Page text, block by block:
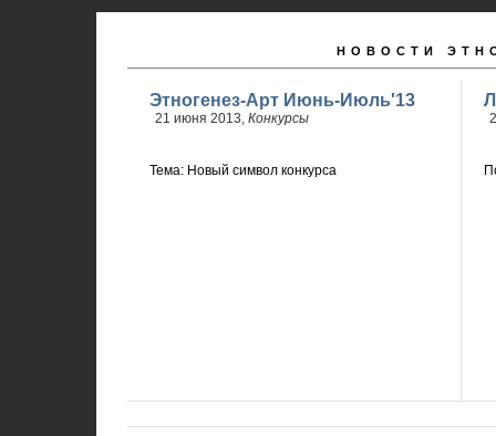
НОВОСТИ
Этногенез-Арт Июнь-Июль'13
21 июня 2013, Конкурсы
Тема: Новый символ конкурса